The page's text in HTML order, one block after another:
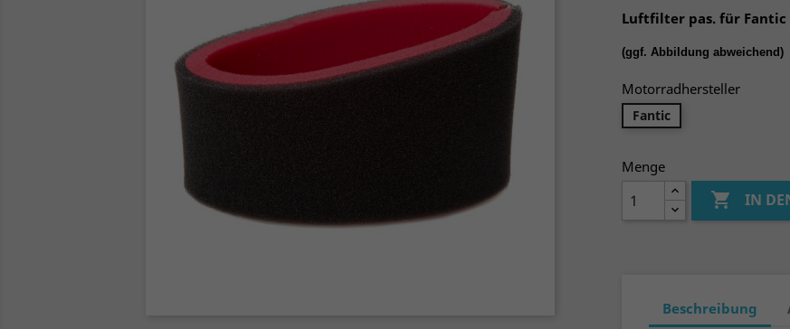
Luftfilter pas. für Fantic
(ggf. Abbildung abweichend)
Motorradhersteller
Fantic
Menge
 IN
Beschreibung